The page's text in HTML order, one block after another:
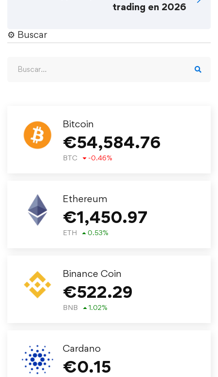
trading en 2026
⚙︎ Buscar
Bitcoin
€54,584.76
BTC -0.46%
Ethereum
€1,450.97
ETH 0.53%
Binance Coin
€522.29
BNB 1.02%
Cardano
€0.15